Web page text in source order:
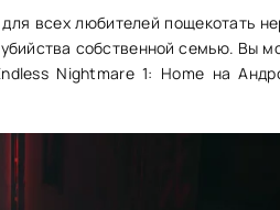
всех любителей пощекотать
собственной семью. Вы
Nightmare 1: Home на